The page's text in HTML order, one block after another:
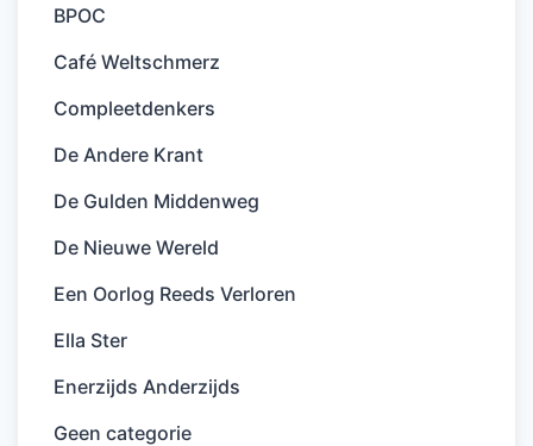
BPOC
Café Weltschmerz
Compleetdenkers
De Andere Krant
De Gulden Middenweg
De Nieuwe Wereld
Een Oorlog Reeds Verloren
Ella Ster
Enerzijds Anderzijds
Geen categorie